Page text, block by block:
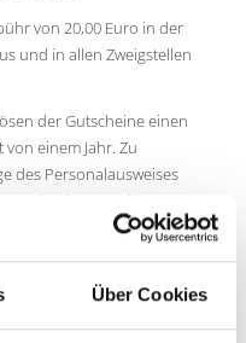
Über Cookies
von 20,00 Euro in der
und in allen Zweigstellen
der Gutscheine einen
einem Jahr. Zu
des Personalausweises
Hörbücher, Musik-DVDs,
gebührenfrei
um 12 Monate